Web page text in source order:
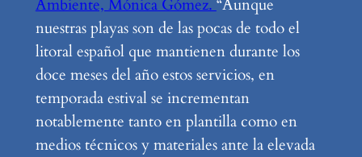
Ambiente, Mónica Gómez.“Aunque
nuestras playas son de las pocas de todo el
litoral español que mantienen durante los
doce meses del año estos servicios, en
temporada estival se incrementan
notablemente tanto en plantilla como en
medios técnicos y materiales ante la elevada